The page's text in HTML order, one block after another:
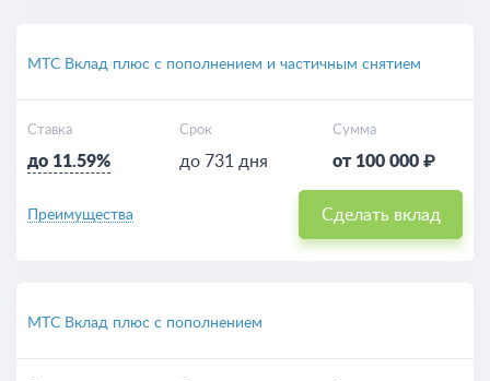
МТС Вклад плюс с пополнением и частичным снятием
Ставка
до 11.59%
Срок
до 731 дня
Сумма
от 100 000 ₽
Преимущества Сделать вклад
МТС Вклад плюс с пополнением